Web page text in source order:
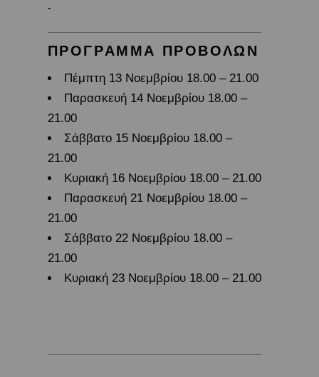
.
ΠΡΟΓΡΑΜΜΑ ΠΡΟΒΟΛΩΝ
Πέμπτη 13 Νοεμβρίου 18.00 – 21.00
Παρασκευή 14 Νοεμβρίου 18.00 –
21.00
Σάββατο 15 Νοεμβρίου 18.00 –
21.00
Κυριακή 16 Νοεμβρίου 18.00 – 21.00
Παρασκευή 21 Νοεμβρίου 18.00 –
21.00
Σάββατο 22 Νοεμβρίου 18.00 –
21.00
Κυριακή 23 Νοεμβρίου 18.00 – 21.00